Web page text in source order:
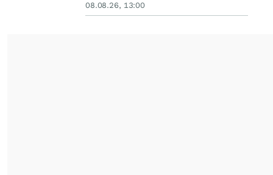
08.08.26, 13:00